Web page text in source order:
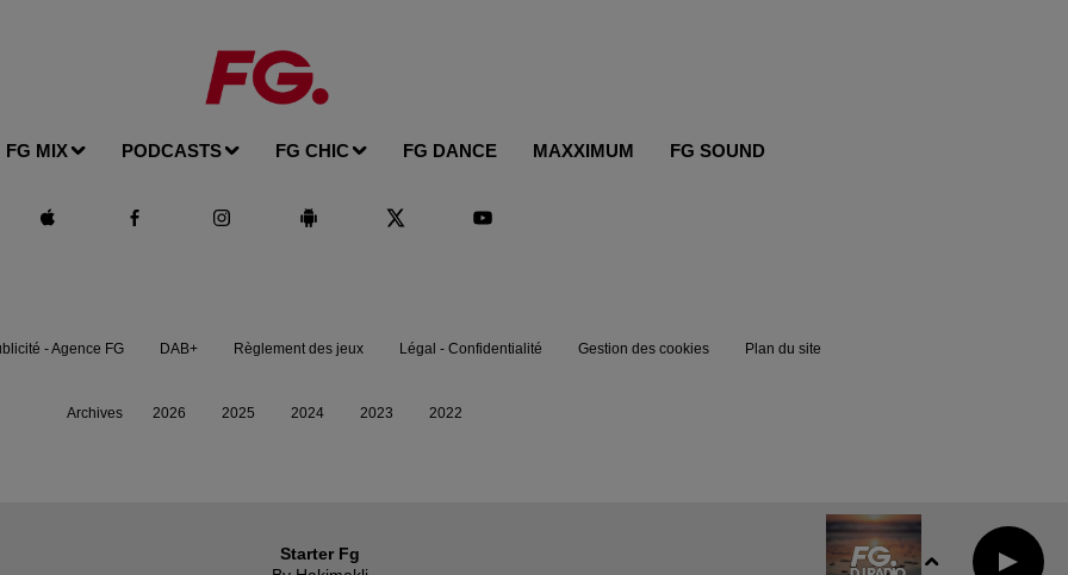
FG MIX PODCASTS FG CHIC FG DANCE MAXXIMUM FG SOUND
Starter Fg
- Agence FG DAB+ Règlement des jeux Légal - Confidentialité Gestion des cookies Plan du site
Archives 2026 2025 2024 2023 2022